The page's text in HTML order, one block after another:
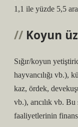
1,1 ile yüzde 5,5
Koyun
Sığır/koyun
hayvancılığı vb.),
kaz, ördek,
vb.), arıcılık vb.
faaliyetlerinin